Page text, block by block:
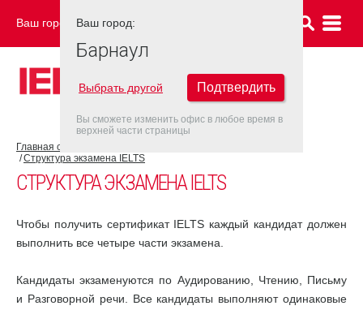
Ваш город: БАРНАУЛ
Главная страница
Структура экзамена IELTS
СТРУКТУРА ЭКЗАМЕНА IELTS
Чтобы получить сертификат IELTS каждый кандидат должен
выполнить все четыре части экзамена.
Кандидаты экзаменуются по Аудированию, Чтению, Письму
и Разговорной речи. Все кандидаты выполняют одинаковые
Ваш город:
Барнаул
Выбрать другой Подтвердить
Вы сможете изменить офис в любое время в
верхней части страницы